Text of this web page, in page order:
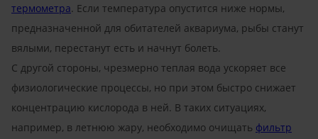
термометра. Если температура опустится ниже нормы,
предназначенной для обитателей аквариума, рыбы станут
вялыми, перестанут есть и начнут болеть.
С другой стороны, чрезмерно теплая вода ускоряет все
физиологические процессы, но при этом быстро снижает
концентрацию кислорода в ней. В таких ситуациях,
например, в летнюю жару, необходимо очищать фильтр